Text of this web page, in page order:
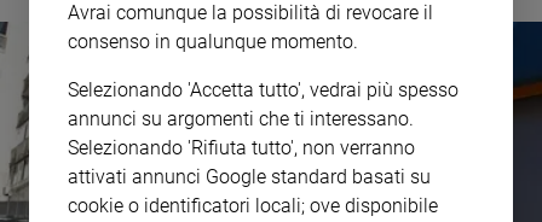
Avrai comunque la possibilità di revocare il
consenso in qualunque momento.
Selezionando 'Accetta tutto', vedrai più spesso
annunci su argomenti che ti interessano.
Selezionando 'Rifiuta tutto', non verranno
attivati annunci Google standard basati su
cookie o identificatori locali; ove disponibile